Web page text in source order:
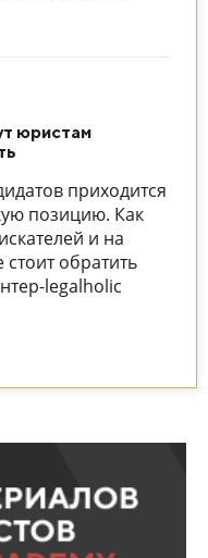
юристам
приходится
позицию. Как
и на
обратить
legalholic